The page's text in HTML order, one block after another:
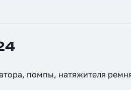
помпы, натяжителя